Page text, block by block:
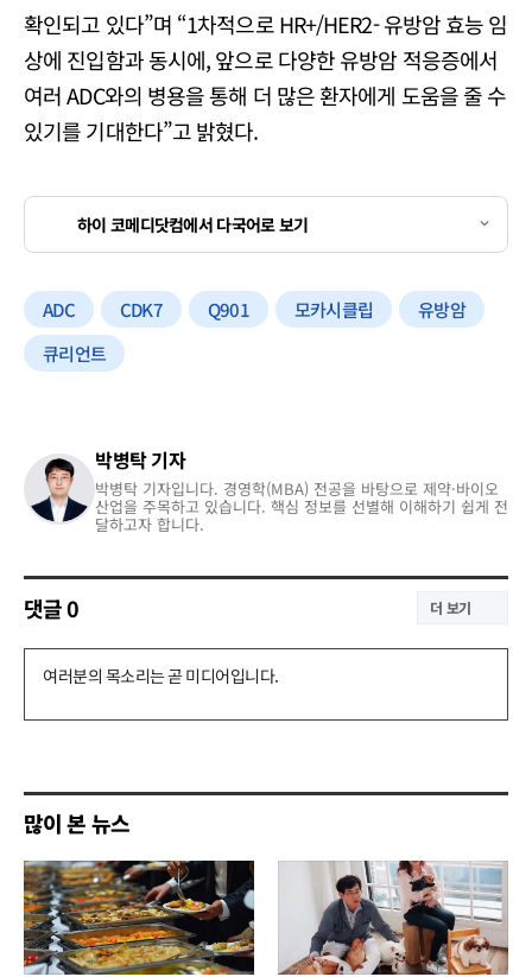
확인되고 있다”며 “1차적으로 HR+/HER2- 유방암 효능 임
상에 진입함과 동시에, 앞으로 다양한 유방암 적응증에서
여러 ADC와의 병용을 통해 더 많은 환자에게 도움을 줄 수
있기를 기대한다”고 밝혔다.
하이 코메디닷컴에서 다국어로 보기
ADC CDK7 Q901 모카시클립
유방암
큐리언트
박병탁 기자
박병탁 기자입니다. 경영학(MBA) 전공을 바탕으로 제약·바이오
산업을 주목하고 있습니다. 핵심 정보를 선별해 이해하기 쉽게 전
달하고자 합니다.
댓글0 더 보기
댓
기
많이 본 뉴스